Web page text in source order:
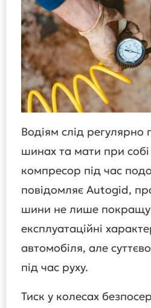
Водіям слід регулярно
шинах та мати при
компресор під час
повідомляє Autogid,
шини не лише
експлуатаційні
автомобіля, але
під час руху.
Тиск у колесах